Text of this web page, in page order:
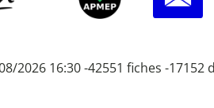
2026 16:30 -42551 fiches -17152